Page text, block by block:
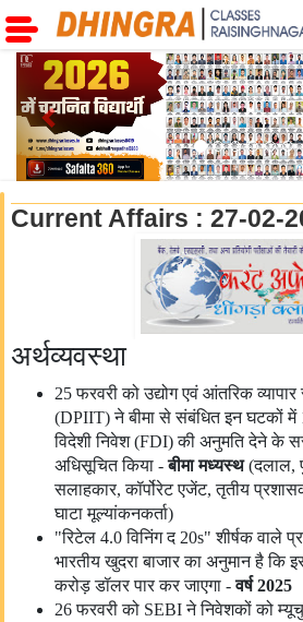
Previous
Current Affairs : 27-02-
अर्थव्यवस्था
25 फरवरी को उद्योग एवं आंतरिक व्यापार
(DPIIT) ने बीमा से संबंधित इन घटकों में
विदेशी निवेश (FDI) की अनुमति देने के
अधिसूचित किया -बीमामध्यस्थ(दलाल,
सलाहकार, कॉर्पोरेट एजेंट, तृतीय
घाटा मूल्यांकनकर्ता)
"रिटेल 4.0 विनिंग द 20s" शीर्षक वाले
भारतीय खुदरा बाजार का अनुमान है कि
करोड़ डॉलर पार कर जाएगा -वर्ष2025
26 फरवरी को SEBI ने निवेशकों को